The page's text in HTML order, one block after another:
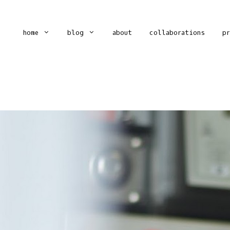
home blog about collaborations